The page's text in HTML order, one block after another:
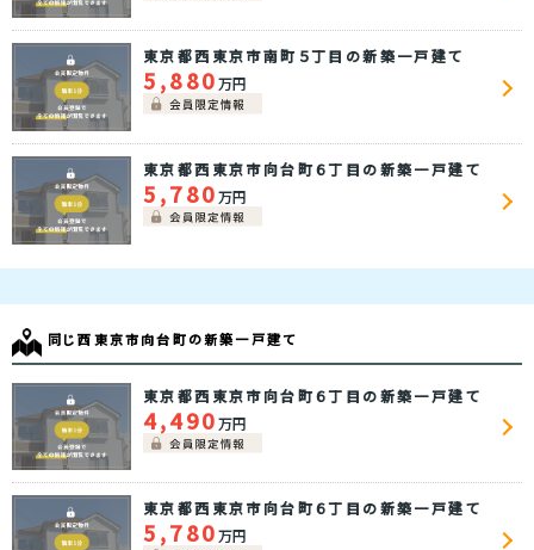
東京都西東京市南町５丁目の新築一戸建て
5,880万円
東京都西東京市向台町６丁目の新築一戸建て
5,780万円
同じ西東京市向台町の新築一戸建て
東京都西東京市向台町６丁目の新築一戸建て
4,490万円
東京都西東京市向台町６丁目の新築一戸建て
5,780万円